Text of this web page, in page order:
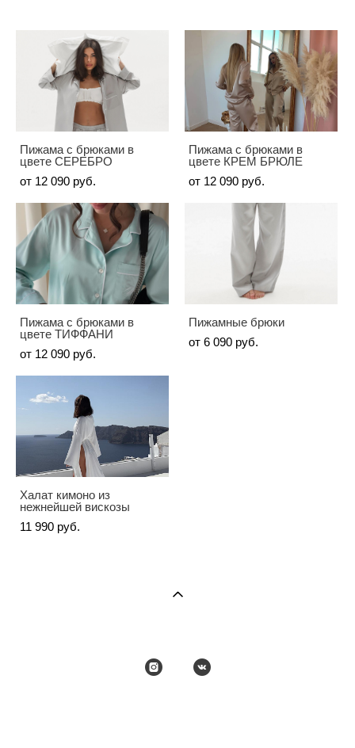
Пижама с брюками в
цвете СЕРЕБРО
от 12 090 pуб.
Пижама с брюками в
цвете КРЕМ БРЮЛЕ
от 12 090 pуб.
Пижама с брюками в
цвете ТИФФАНИ
от 12 090 pуб.
Пижамные брюки
от 6 090 pуб.
Халат кимоно из
нежнейшей вискозы
11 990 pуб.